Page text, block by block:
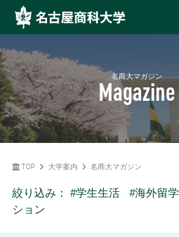
名商大マガジン
Magazine
TOP 大学案内 名商大マガジン
絞り込み： #学生生活 #海外留学
ション